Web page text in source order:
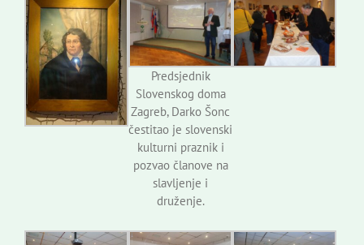
Predsjednik
Slovenskog doma
Zagreb, Darko Šonc
čestitao je slovenski
kulturni praznik i
pozvao članove na
slavljenje i
druženje.